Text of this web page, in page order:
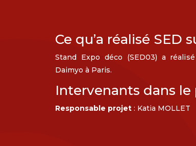
Ce qu’a réalisé SED
Stand Expo déco (SED03) a
Daimyo à Paris.
Intervenants dans
Responsable projet: Katia MOLLET